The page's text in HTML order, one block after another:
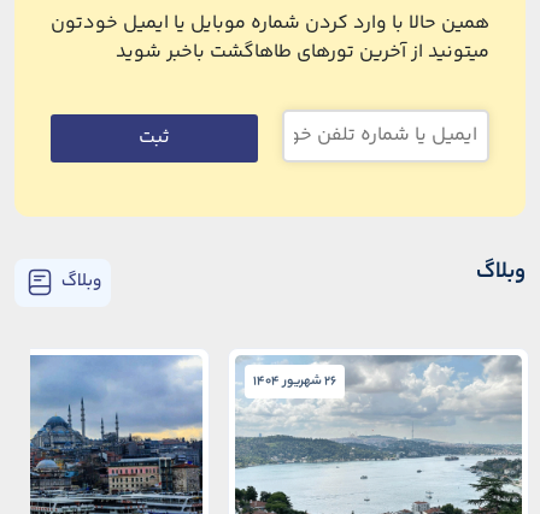
همین حالا با وارد کردن شماره موبایل یا ایمیل خودتون
میتونید از آخرین تورهای طاهاگشت باخبر شوید
ثبت
وبلاگ وبلاگ
26 شهریور 1404